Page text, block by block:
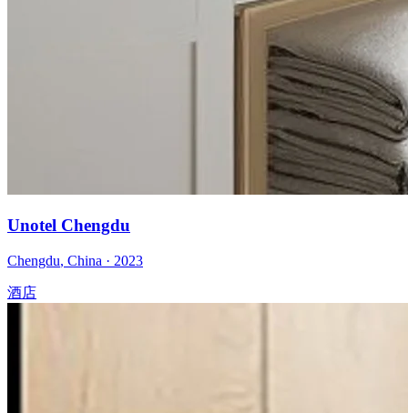
Unotel Chengdu
Chengdu, China · 2023
酒店